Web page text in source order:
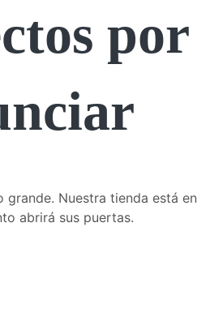
por
grande. Nuestra tienda está en
abrirá sus puertas.